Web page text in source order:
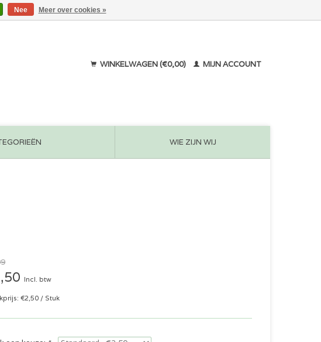
WINKELWAGEN (€0,00) MIJN ACCOUNT
WIE ZIJN WIJ
Incl. btw
€2,50 / Stuk
Nee Meer over cookies »